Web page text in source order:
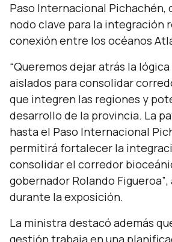
Paso Internacional Pichachén,
nodo clave para la integración
conexión entre los océanos
“Queremos dejar atrás la
aislados para consolidar
que integren las regiones y
desarrollo de la provincia. La
hasta el Paso Internacional
permitirá fortalecer la
consolidar el corredor
gobernador Rolando Figueroa”,
durante la exposición.
La ministra destacó además
gestión trabaja en una